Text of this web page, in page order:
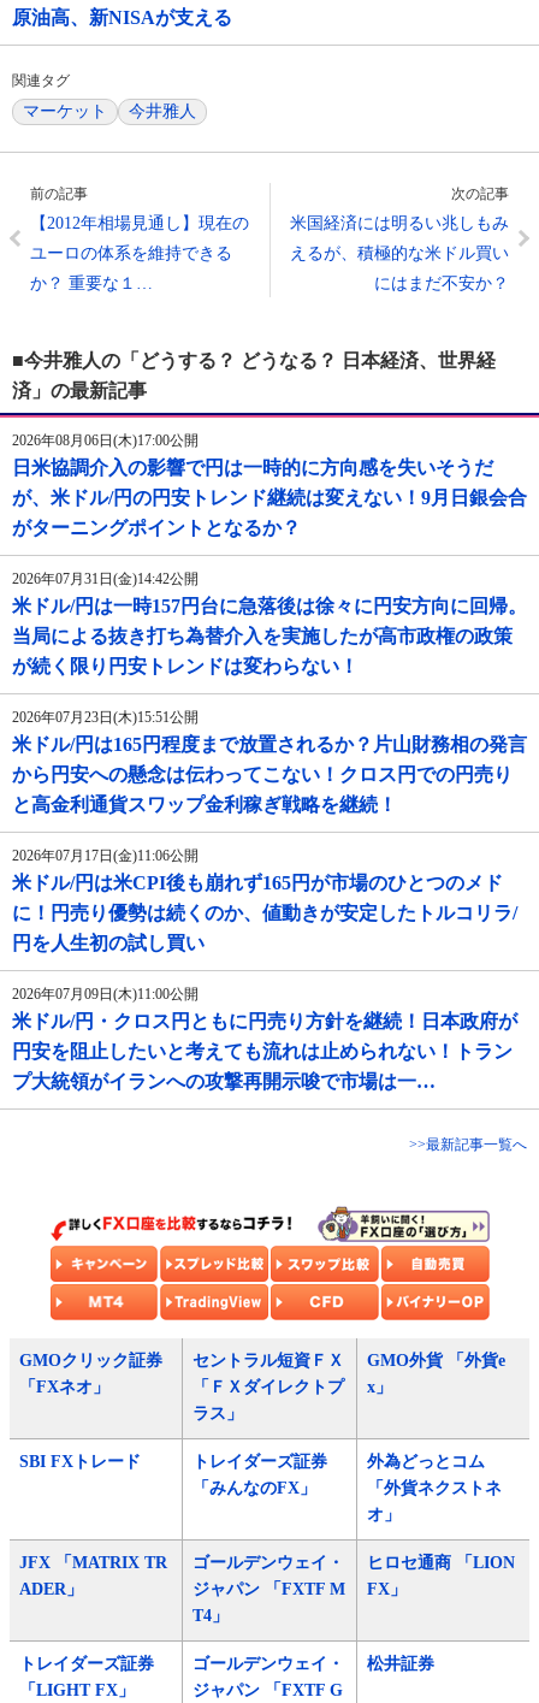
原油高、新NISAが支える
関連タグ
マーケット 今井雅人
前の記事
【2012年相場見通し】現在の
ユーロの体系を維持できる
か？ 重要な１…
次の記事
米国経済には明るい兆しもみ
えるが、積極的な米ドル買い
にはまだ不安か？
■今井雅人の「どうする？ どうなる？ 日本経済、世界経
済」の最新記事
2026年08月06日(木)17:00公開
日米協調介入の影響で円は一時的に方向感を失いそうだ
が、米ドル/円の円安トレンド継続は変えない！9月日銀会合
がターニングポイントとなるか？
2026年07月31日(金)14:42公開
米ドル/円は一時157円台に急落後は徐々に円安方向に回帰。
当局による抜き打ち為替介入を実施したが高市政権の政策
が続く限り円安トレンドは変わらない！
2026年07月23日(木)15:51公開
米ドル/円は165円程度まで放置されるか？片山財務相の発言
から円安への懸念は伝わってこない！クロス円での円売り
と高金利通貨スワップ金利稼ぎ戦略を継続！
2026年07月17日(金)11:06公開
米ドル/円は米CPI後も崩れず165円が市場のひとつのメド
に！円売り優勢は続くのか、値動きが安定したトルコリラ/
円を人生初の試し買い
2026年07月09日(木)11:00公開
米ドル/円・クロス円ともに円売り方針を継続！日本政府が
円安を阻止したいと考えても流れは止められない！トラン
プ大統領がイランへの攻撃再開示唆で市場は一…
>>最新記事一覧へ
GMOクリック証券
「FXネオ」
セントラル短資ＦＸ
「ＦＸダイレクトプ
ラス」
GMO外貨 「外貨e
x」
SBI FXトレード
トレイダーズ証券
「みんなのFX」
外為どっとコム
「外貨ネクストネ
オ」
JFX 「MATRIX TR
ADER」
ゴールデンウェイ・
ジャパン 「FXTF M
T4」
ヒロセ通商 「LION
FX」
トレイダーズ証券
「LIGHT FX」
ゴールデンウェイ・
ジャパン 「FXTF G
松井証券